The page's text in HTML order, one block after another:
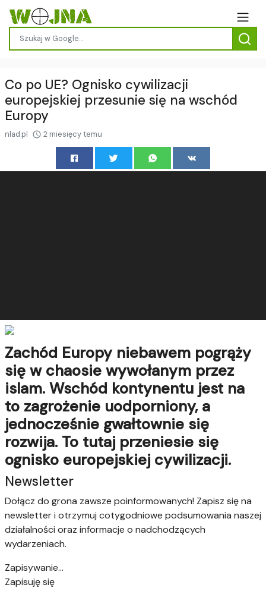
Co po UE? Ognisko cywilizacji
europejskiej przesunie się na wschód
Europy
nlad.pl 2 miesięcy temu
Zachód Europy niebawem pogrąży
się w chaosie wywołanym przez
islam. Wschód kontynentu jest na
to zagrożenie uodporniony, a
jednocześnie gwałtownie się
rozwija. To tutaj przeniesie się
ognisko europejskiej cywilizacji.
Newsletter
Dołącz do grona zawsze poinformowanych! Zapisz się na
newsletter i otrzymuj cotygodniowe podsumowania naszej
działalności oraz informacje o nadchodzących
wydarzeniach.
Zapisywanie…
Zapisuję się